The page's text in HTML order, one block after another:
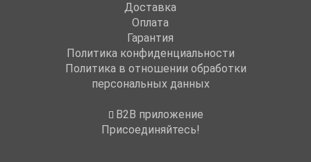
Доставка
Оплата
Гарантия
Политика конфиденциальности
Политика в отношении обработки
персональных данных
B2B приложение
Присоединяйтесь!